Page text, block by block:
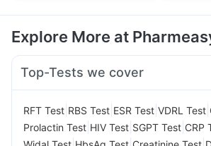
Explore More at
Top-Tests we cover
RFT Test RBS Test ESR Test VDRL Test
Prolactin Test HIV Test SGPT Test CRP